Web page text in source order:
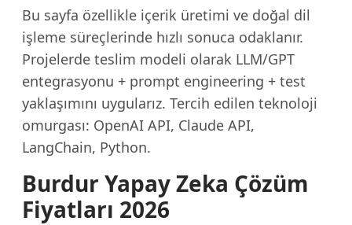
Bu sayfa özellikle içerik üretimi ve doğal dil
işleme süreçlerinde hızlı sonuca odaklanır.
Projelerde teslim modeli olarak LLM/GPT
entegrasyonu + prompt engineering + test
yaklaşımını uygularız. Tercih edilen teknoloji
omurgası: OpenAI API, Claude API,
LangChain, Python.
Burdur Yapay Zeka Çözüm
Fiyatları 2026